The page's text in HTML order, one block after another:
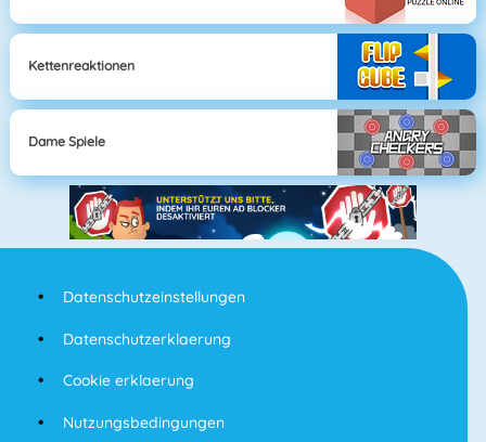
Kettenreaktionen
Dame Spiele
Datenschutzeinstellungen
Datenschutzerklaerung
Cookie erklaerung
Nutzungsbedingungen